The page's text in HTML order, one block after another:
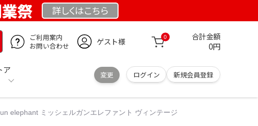
祭 詳しくはこちら
ご利用案内
お問い合わせ
ゲスト様 0 合計金額
0円
ア
変更 ログイン 新規会員登録
elephant ミッシェルガンエレファント ヴィンテージ